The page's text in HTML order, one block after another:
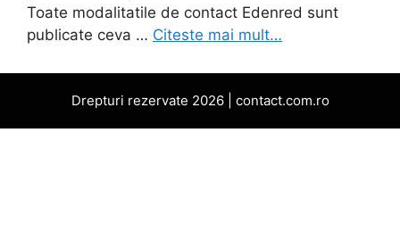
Toate modalitatile de contact Edenred sunt
publicate ceva … Citeste mai mult…
Drepturi rezervate 2026 | contact.com.ro